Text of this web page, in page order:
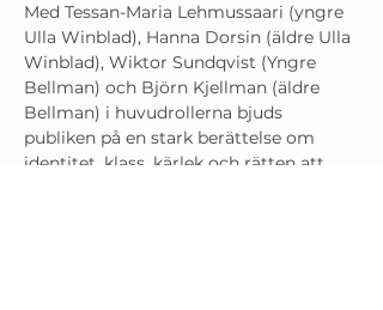
Med Tessan-Maria Lehmussaari (yngre
Ulla Winblad), Hanna Dorsin (äldre Ulla
Winblad), Wiktor Sundqvist (Yngre
Bellman) och Björn Kjellman (äldre
Bellman) i huvudrollerna bjuds
publiken på en stark berättelse om
identitet, klass, kärlek och rätten att